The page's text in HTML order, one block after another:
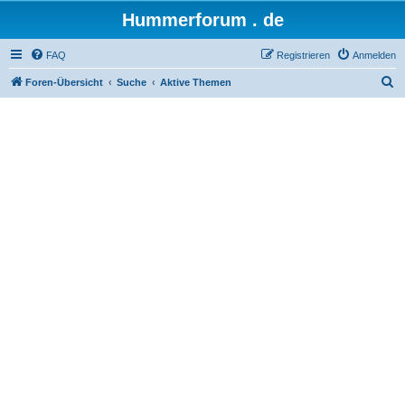
Hummerforum . de
FAQ Anmelden
Registrieren
Foren-Übersicht Suche Aktive Themen